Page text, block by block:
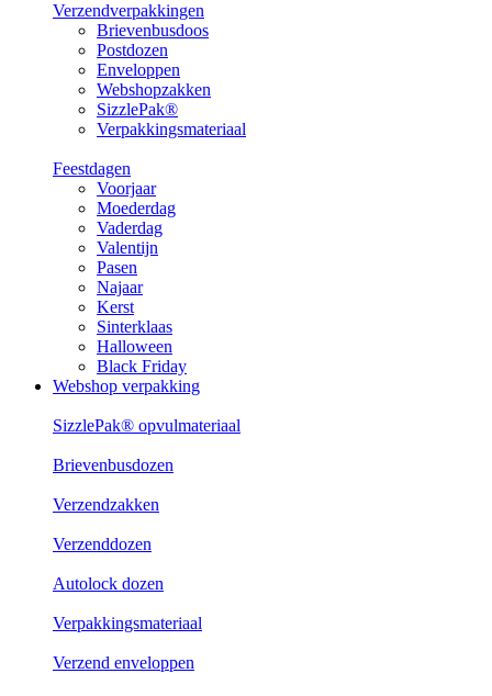
Verzendverpakkingen
Brievenbusdoos
Postdozen
Enveloppen
Webshopzakken
SizzlePak®
Verpakkingsmateriaal
Feestdagen
Voorjaar
Moederdag
Vaderdag
Valentijn
Pasen
Najaar
Kerst
Sinterklaas
Halloween
Black Friday
Webshop verpakking
SizzlePak® opvulmateriaal
Brievenbusdozen
Verzendzakken
Verzenddozen
Autolock dozen
Verpakkingsmateriaal
Verzend enveloppen